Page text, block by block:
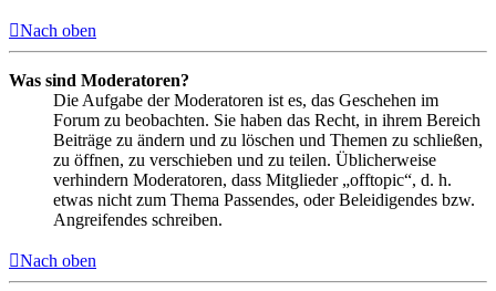
Nach oben
Was sind Moderatoren?
Die Aufgabe der Moderatoren ist es, das Geschehen im
Forum zu beobachten. Sie haben das Recht, in ihrem Bereich
Beiträge zu ändern und zu löschen und Themen zu schließen,
zu öffnen, zu verschieben und zu teilen. Üblicherweise
verhindern Moderatoren, dass Mitglieder „offtopic“, d. h.
etwas nicht zum Thema Passendes, oder Beleidigendes bzw.
Angreifendes schreiben.
Nach oben